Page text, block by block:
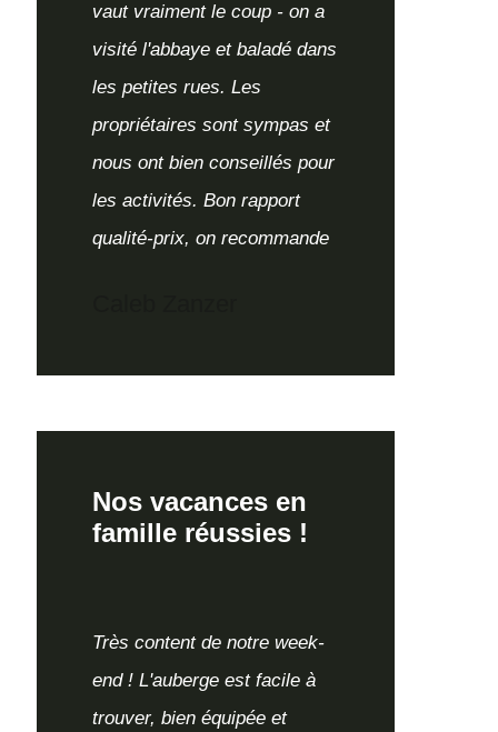
vaut vraiment le coup - on a
visité l'abbaye et baladé dans
les petites rues. Les
propriétaires sont sympas et
nous ont bien conseillés pour
les activités. Bon rapport
qualité-prix, on recommande
Nos vacances en
famille réussies !
Très content de notre week-
end ! L'auberge est facile à
trouver, bien équipée et